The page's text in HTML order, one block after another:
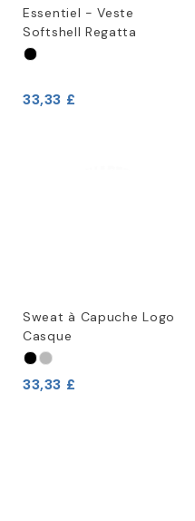
Essentiel - Veste
Softshell Regatta
33,33 £
Sweat à Capuche Logo
Casque
33,33 £